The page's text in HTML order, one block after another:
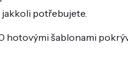
potřebujete.
hotovými šablonami